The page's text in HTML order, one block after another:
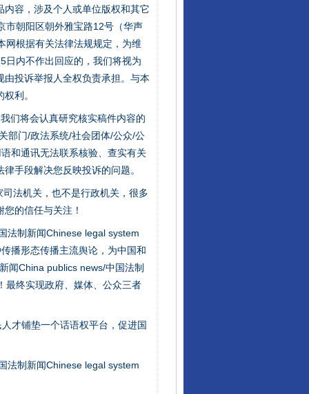
容，涉及个人或单位版权和其它
市朝阳区朝外雅宝路12号（华声
网根据有关法律法规规定，为维
日内不作出回应的，我们将视为
投诉举报人全权负责承担。与本
利。
们将会认真研究核实稿件内容的
部门/政法系统/社会团体/公众/公
和通讯无法联系核验、查实有关
手段解决您反映投诉的问题。
法机关，也不是行政机关，很多
的信任与关注！
法制新闻Chinese legal system
播形态传播主流舆论，为中国和
闻China publics news/中国法制
最终实现政府、媒体、公众三者
才铺垫一个话语权平台，促进国
法制新闻Chinese legal system
行业协会接连发公告
让核能赋能千行百业